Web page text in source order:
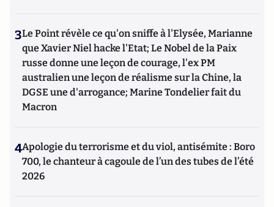
3Le Point révèle ce qu'on sniffe à l'Elysée, Marianne
que Xavier Niel hacke l'Etat; Le Nobel de la Paix
russe donne une leçon de courage, l'ex PM
australien une leçon de réalisme sur la Chine, la
DGSE une d'arrogance; Marine Tondelier fait du
Macron
4Apologie du terrorisme et du viol, antisémite : Boro
700, le chanteur à cagoule de l’un des tubes de l’été
2026